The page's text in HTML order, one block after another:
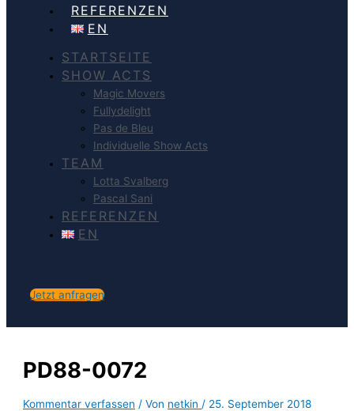
REFERENZEN
EN
STARTSEITE
SHOW ACTS
Magic Movers
Fullydelight
Pas de Bleu
Individuelle Show Acts
TEAM
Lotta Svalberg
Pascal Sani
REFERENZEN
EN
Jetzt anfragen
PD88-0072
Kommentar verfassen / Von netkin / 25. September 2018